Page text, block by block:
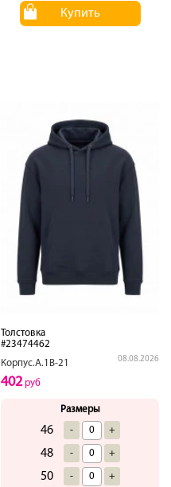
Купить
Толстовка
#23474462
Корпус.А.1В-21
08.08.2026
402руб
Размеры
46 - +
48 - +
50 - +